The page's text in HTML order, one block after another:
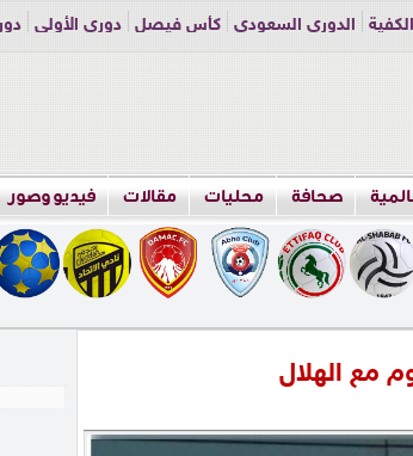
الدوري السعودي كأس فيصل دوري الأولى
صحافة محليات مقالات فيديو وصور
مع الهلال